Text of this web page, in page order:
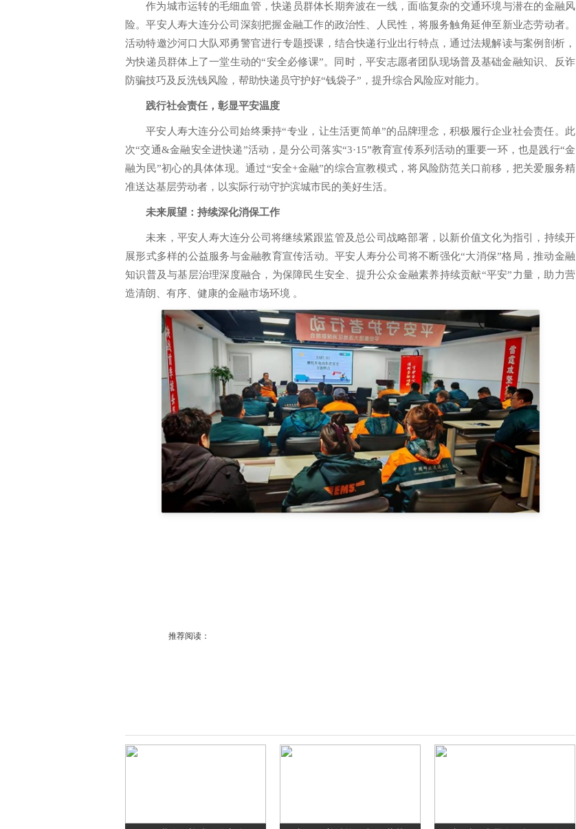
作为城市运转的毛细血管，快递员群体长期奔波在一线，面临复杂的交通环境与潜在的金融风
险。平安人寿大连分公司深刻把握金融工作的政治性、人民性，将服务触角延伸至新业态劳动者。
活动特邀沙河口大队邓勇警官进行专题授课，结合快递行业出行特点，通过法规解读与案例剖析，
为快递员群体上了一堂生动的“安全必修课”。同时，平安志愿者团队现场普及基础金融知识、反诈
防骗技巧及反洗钱风险，帮助快递员守护好“钱袋子”，提升综合风险应对能力。
践行社会责任，彰显平安温度
平安人寿大连分公司始终秉持“专业，让生活更简单”的品牌理念，积极履行企业社会责任。此
次“交通&金融安全进快递”活动，是分公司落实“3·15”教育宣传系列活动的重要一环，也是践行“金
融为民”初心的具体体现。通过“安全+金融”的综合宣教模式，将风险防范关口前移，把关爱服务精
准送达基层劳动者，以实际行动守护滨城市民的美好生活。
未来展望：持续深化消保工作
未来，平安人寿大连分公司将继续紧跟监管及总公司战略部署，以新价值文化为指引，持续开
展形式多样的公益服务与金融教育宣传活动。平安人寿分公司将不断强化“大消保”格局，推动金融
知识普及与基层治理深度融合，为保障民生安全、提升公众金融素养持续贡献“平安”力量，助力营
造清朗、有序、健康的金融市场环境 。
推荐阅读：